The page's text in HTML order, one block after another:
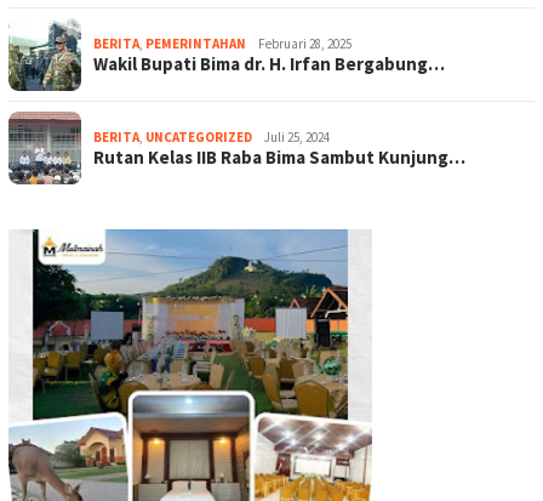
BERITA, PEMERINTAHAN Februari 28, 2025
Wakil Bupati Bima dr. H. Irfan Bergabung…
BERITA, UNCATEGORIZED Juli 25, 2024
Rutan Kelas IIB Raba Bima Sambut Kunjung…